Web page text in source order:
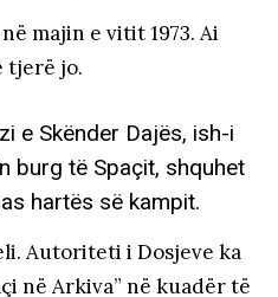
majin e vitit 1973. Ai
tjerë jo.
e Skënder Dajës, ish-i
burg të Spaçit, shquhet
hartës së kampit.
Autoriteti i Dosjeve ka
në Arkiva” në kuadër të